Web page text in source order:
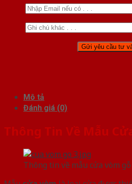
Mô tả
Đánh giá (0)
Thông Tin Về Mẫu
Thông tin về mẫu cửa vòm